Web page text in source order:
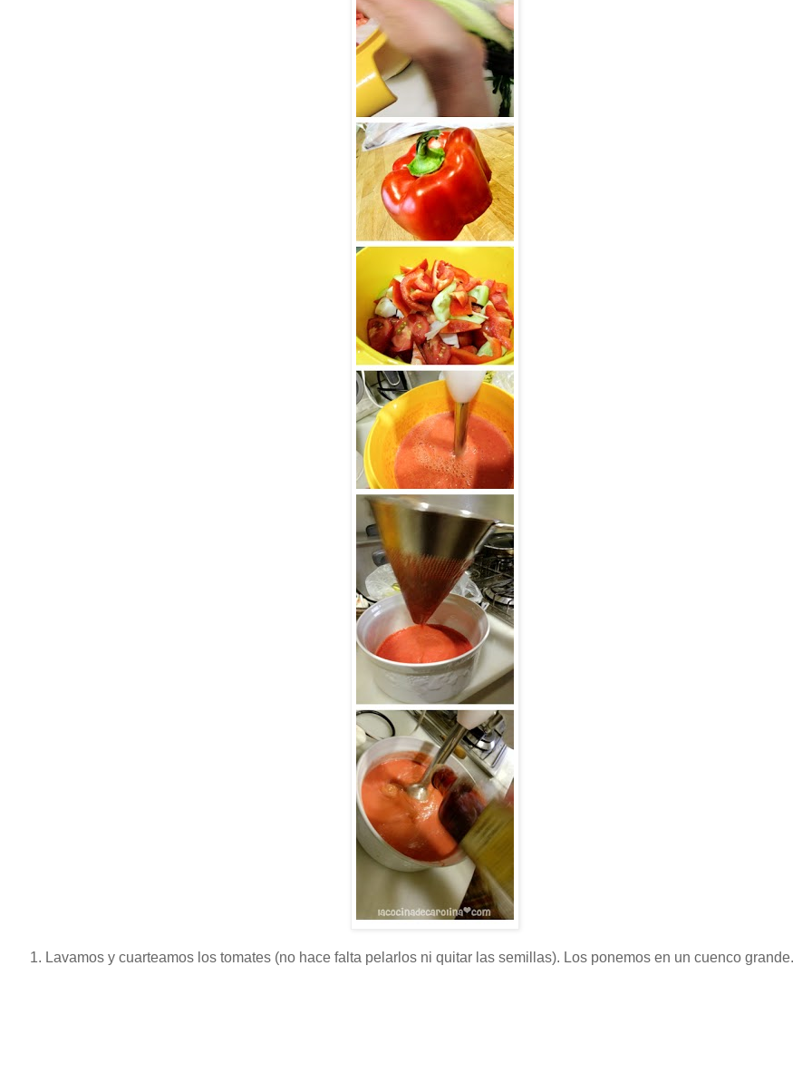
Lavamos y cuarteamos los tomates (no hace falta pelarlos ni quitar las semillas). Los ponemos en un cuenco grande.